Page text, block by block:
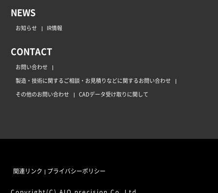
NEWS
お知らせ IR情報
CONTACT
お問い合わせ
製造・技術に関するご相談・お見積りなどに関するお問い合わせ
その他のお問い合わせ
CADデータ受け取りに関して
関連リンク プライバシーポリシー